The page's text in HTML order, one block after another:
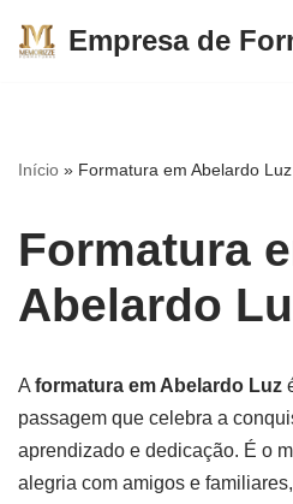
conteúdo
Empresa de
Início » Formatura em Abelardo
Formatura
Abelardo
A formatura em Abelardo Luz
passagem que celebra a
aprendizado e dedicação. É o
alegria com amigos e